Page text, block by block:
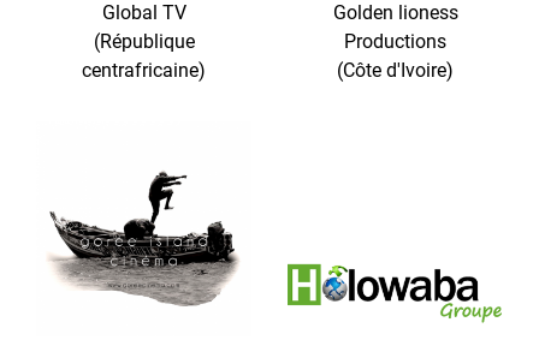
Global TV
(République
centrafricaine)
Golden lioness
Productions
(Côte d'Ivoire)